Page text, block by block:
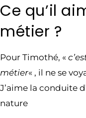
Ce qu’il
métier ?
Pour Timothé, «
métier« , il ne se
J’aime la conduite
nature